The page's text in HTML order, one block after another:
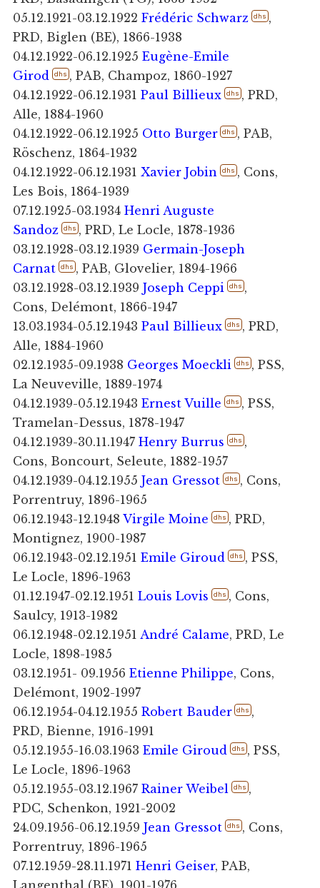
05.12.1921-03.12.1922 Frédéric Schwarz dhs ,
PRD, Biglen (BE), 1866-1938
04.12.1922-06.12.1925 Eugène-Emile
Girod
dhs , PAB, Champoz, 1860-1927
04.12.1922-06.12.1931 Paul Billieux dhs , PRD,
Alle, 1884-1960
04.12.1922-06.12.1925 Otto Burger dhs , PAB,
Röschenz, 1864-1932
04.12.1922-06.12.1931 Xavier Jobin dhs , Cons,
Les Bois, 1864-1939
07.12.1925-03.1934 Henri Auguste
Sandoz
dhs , PRD, Le Locle, 1878-1936
03.12.1928-03.12.1939 Germain-Joseph
Carnat
dhs , PAB, Glovelier, 1894-1966
03.12.1928-03.12.1939 Joseph Ceppi dhs ,
Cons, Delémont, 1866-1947
13.03.1934-05.12.1943 Paul Billieux dhs , PRD,
Alle, 1884-1960
02.12.1935-09.1938 Georges Moeckli dhs , PSS,
La Neuveville, 1889-1974
04.12.1939-05.12.1943 Ernest Vuille dhs , PSS,
Tramelan-Dessus, 1878-1947
04.12.1939-30.11.1947 Henry Burrus dhs ,
Cons, Boncourt, Seleute, 1882-1957
04.12.1939-04.12.1955 Jean Gressot dhs , Cons,
Porrentruy, 1896-1965
06.12.1943-12.1948 Virgile Moine dhs , PRD,
Montignez, 1900-1987
06.12.1943-02.12.1951 Emile Giroud dhs , PSS,
Le Locle, 1896-1963
01.12.1947-02.12.1951 Louis Lovis dhs , Cons,
Saulcy, 1913-1982
06.12.1948-02.12.1951 André Calame, PRD, Le
Locle, 1898-1985
03.12.1951- 09.1956 Etienne Philippe, Cons,
Delémont, 1902-1997
06.12.1954-04.12.1955 Robert Bauder dhs ,
PRD, Bienne, 1916-1991
05.12.1955-16.03.1963 Emile Giroud dhs , PSS,
Le Locle, 1896-1963
05.12.1955-03.12.1967 Rainer Weibel dhs ,
PDC, Schenkon, 1921-2002
24.09.1956-06.12.1959 Jean Gressot dhs , Cons,
Porrentruy, 1896-1965
07.12.1959-28.11.1971 Henri Geiser, PAB,
Langenthal (BE), 1901-1976